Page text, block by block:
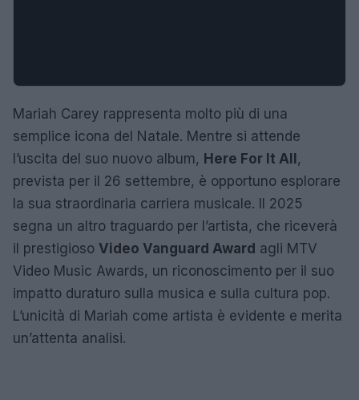
Mariah Carey rappresenta molto più di una
semplice icona del Natale. Mentre si attende
l’uscita del suo nuovo album, Here For It All,
prevista per il 26 settembre, è opportuno esplorare
la sua straordinaria carriera musicale. Il 2025
segna un altro traguardo per l’artista, che riceverà
il prestigioso Video Vanguard Award agli MTV
Video Music Awards, un riconoscimento per il suo
impatto duraturo sulla musica e sulla cultura pop.
L’unicità di Mariah come artista è evidente e merita
un’attenta analisi.